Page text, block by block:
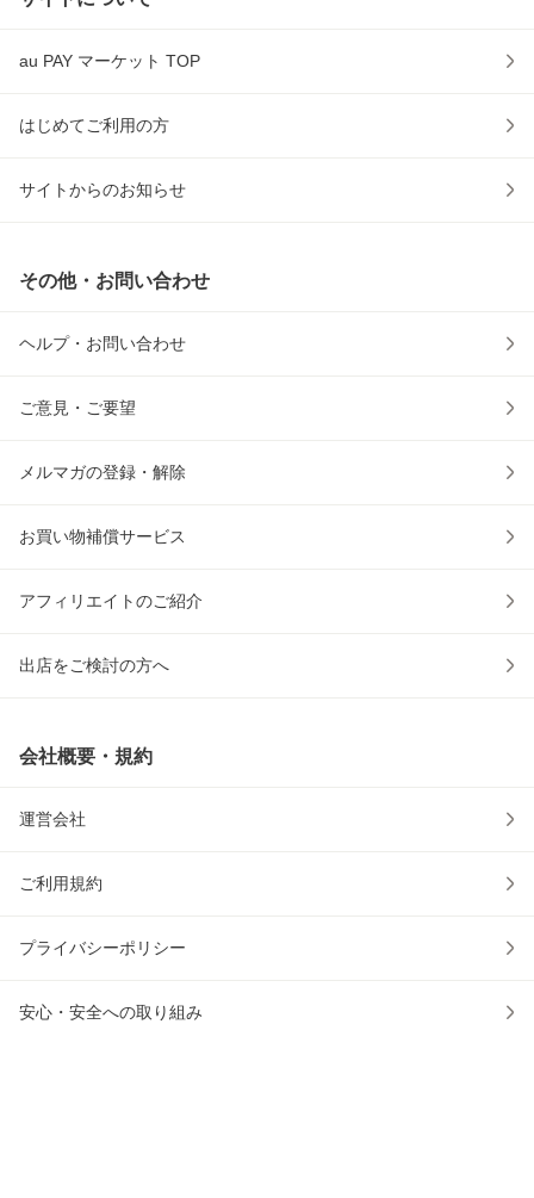
au PAY マーケット TOP
はじめてご利用の方
サイトからのお知らせ
その他・お問い合わせ
ヘルプ・お問い合わせ
ご意見・ご要望
メルマガの登録・解除
お買い物補償サービス
アフィリエイトのご紹介
出店をご検討の方へ
会社概要・規約
運営会社
ご利用規約
プライバシーポリシー
安心・安全への取り組み